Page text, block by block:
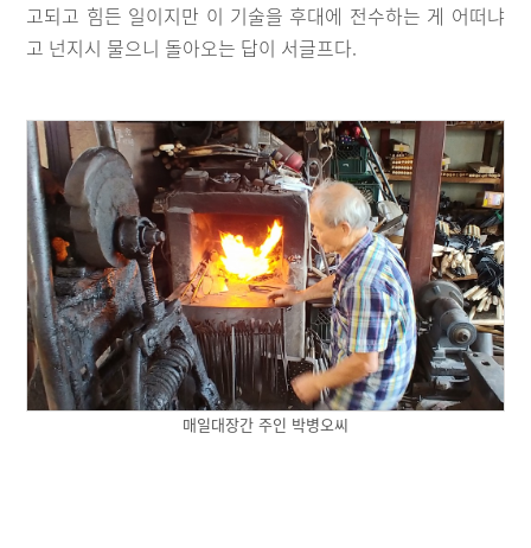
고되고 힘든 일이지만 이 기술을 후대에 전수하는 게 어떠냐
고 넌지시 물으니 돌아오는 답이 서글프다.
매일대장간 주인 박병오씨